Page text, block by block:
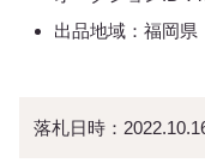
出品地域：福岡県
落札日時：